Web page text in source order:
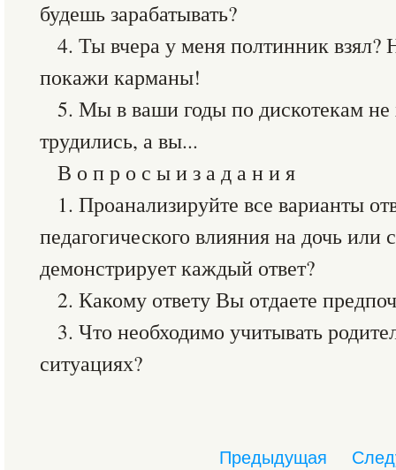
будешь зарабатывать?
4. Ты вчера у меня полтинник
покажи карманы!
5. Мы в ваши годы по дискотекам не
трудились, а вы...
В о п р о с ы и з а д а н и я
1. Проанализируйте все варианты
педагогического влияния на дочь
демонстрирует каждый ответ?
2. Какому ответу Вы отдаете
3. Что необходимо учитывать
ситуациях?
Предыдущая